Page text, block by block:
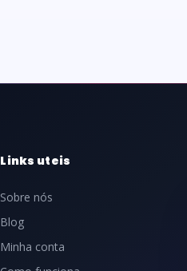
Links uteis
Sobre nós
Blog
Minha conta